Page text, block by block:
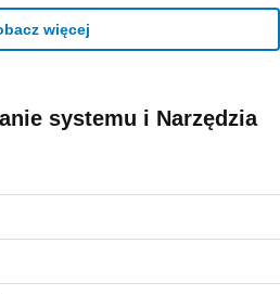
więcej
systemu i Narzędzia